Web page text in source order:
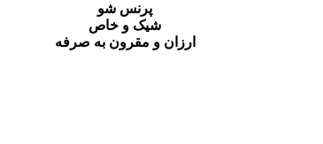
پرنس شو
شیک و خاص
ارزان و مقرون به صرفه